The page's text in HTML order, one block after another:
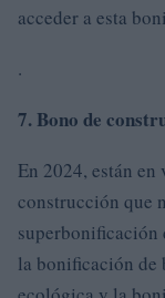
acceder a esta
.
7. Bono de
En 2024, están
construcción que
la bonificación de